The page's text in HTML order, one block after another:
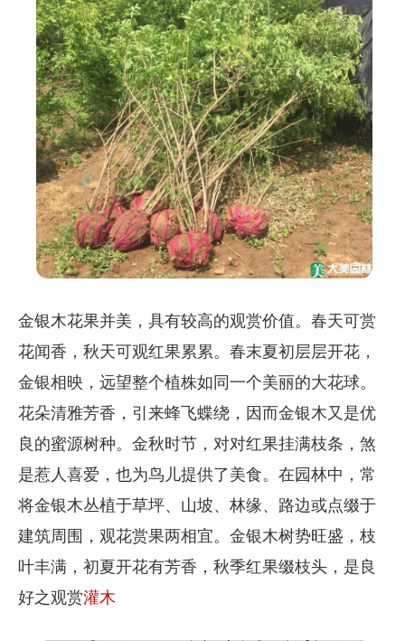
金银木花果并美，具有较高的观赏价值。春天可赏
花闻香，秋天可观红果累累。春末夏初层层开花，
金银相映，远望整个植株如同一个美丽的大花球。
花朵清雅芳香，引来蜂飞蝶绕，因而金银木又是优
良的蜜源树种。金秋时节，对对红果挂满枝条，煞
是惹人喜爱，也为鸟儿提供了美食。在园林中，常
将金银木丛植于草坪、山坡、林缘、路边或点缀于
建筑周围，观花赏果两相宜。金银木树势旺盛，枝
叶丰满，初夏开花有芳香，秋季红果缀枝头，是良
好之观赏灌木